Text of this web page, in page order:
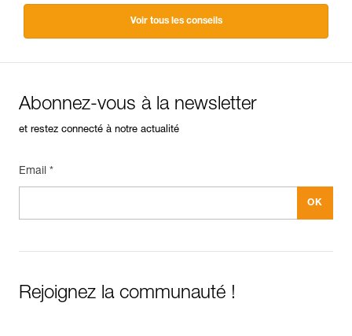
Voir tous les conseils
Abonnez-vous à la newsletter
et restez connecté à notre actualité
Email *
Rejoignez la communauté !